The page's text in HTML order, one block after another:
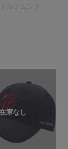
ルトムント プ
ルマフラー